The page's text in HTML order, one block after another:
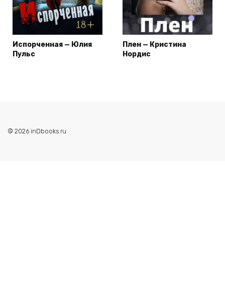
Испорченная — Юлия
Пульс
Плен — Кристина
Нордис
© 2026 inDbooks.ru